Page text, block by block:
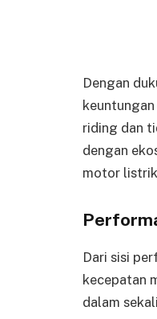
Dengan
riding dan
dengan
motor
Dari sisi
kecepatan
dalam